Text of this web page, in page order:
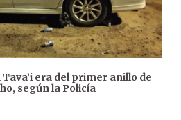
era del primer anillo de
según la Policía